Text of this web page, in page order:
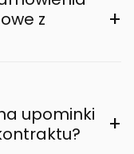
z
+
upominki
+